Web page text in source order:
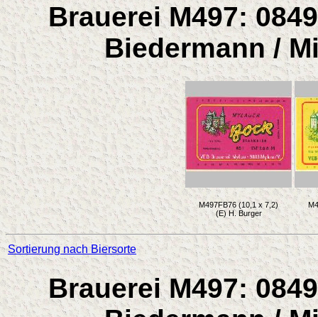
Brauerei M497:
Biedermann /
M497FB76 (10,1 x 7,2)
(E) H. Burger
Sortierung nach Biersorte
Brauerei M497: